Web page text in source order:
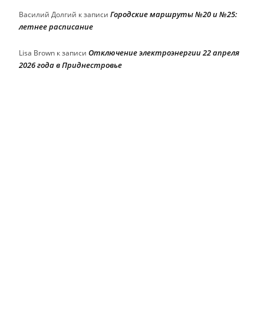
Василий Долгий к записи Городские маршруты №20 и №25:
летнее расписание
Lisa Brown к записи Отключение электроэнергии 22 апреля
2026 года в Приднестровье